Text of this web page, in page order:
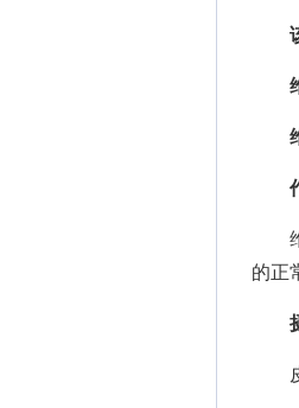
维
维
作
维
的正
摄
皮